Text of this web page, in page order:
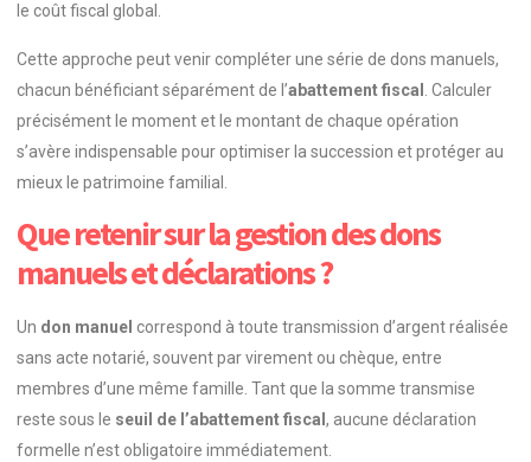
le coût fiscal global.
Cette approche peut venir compléter une série de dons manuels,
chacun bénéficiant séparément de l’abattement fiscal
. Calculer
précisément le moment et le montant de chaque opération
s’avère indispensable pour optimiser la succession et protéger au
mieux le patrimoine familial.
Que retenir sur la gestion des dons
manuels et déclarations ?
Un don manuel correspond à toute transmission d’argent réalisée
sans acte notarié, souvent par virement ou chèque, entre
membres d’une même famille. Tant que la somme transmise
reste sous le seuil de l’abattement fiscal , aucune déclaration
formelle n’est obligatoire immédiatement.